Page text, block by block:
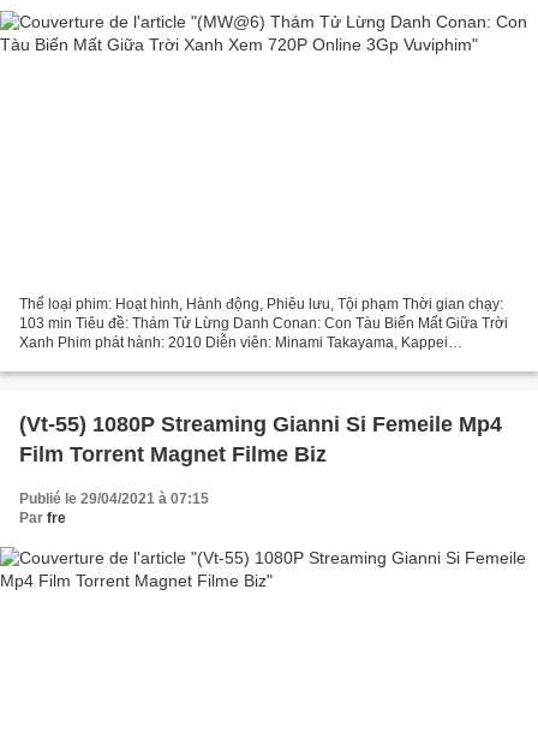
Thể loại phim: Hoạt hình, Hành động, Phiêu lưu, Tội phạm Thời gian chạy:
103 min Tiêu đề: Thám Tử Lừng Danh Conan: Con Tàu Biến Mất Giữa Trời
Xanh Phim phát hành: 2010 Diễn viên: Minami Takayama, Kappei
(Vt-55) 1080P Streaming Gianni Si Femeile Mp4
Film Torrent Magnet Filme Biz
Publié le 29/04/2021 à 07:15
Par fre